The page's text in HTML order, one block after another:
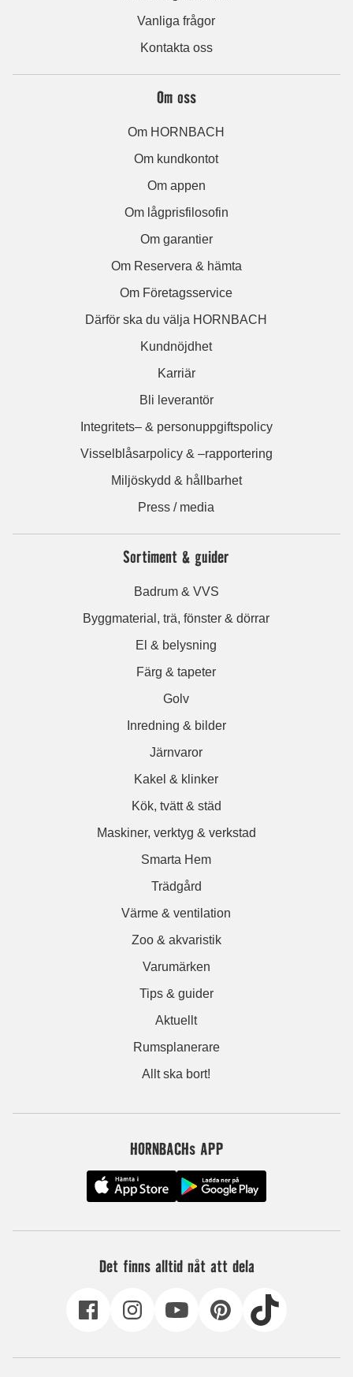
Vanliga frågor
Kontakta oss
Om oss
Om HORNBACH
Om kundkontot
Om appen
Om lågprisfilosofin
Om garantier
Om Reservera & hämta
Om Företagsservice
Därför ska du välja HORNBACH
Kundnöjdhet
Karriär
Bli leverantör
Integritets– & personuppgiftspolicy
Visselblåsarpolicy & –rapportering
Miljöskydd & hållbarhet
Press / media
Sortiment & guider
Badrum & VVS
Byggmaterial, trä, fönster & dörrar
El & belysning
Färg & tapeter
Golv
Inredning & bilder
Järnvaror
Kakel & klinker
Kök, tvätt & städ
Maskiner, verktyg & verkstad
Smarta Hem
Trädgård
Värme & ventilation
Zoo & akvaristik
Varumärken
Tips & guider
Aktuellt
Rumsplanerare
Allt ska bort!
HORNBACHs APP
Det finns alltid nåt att dela